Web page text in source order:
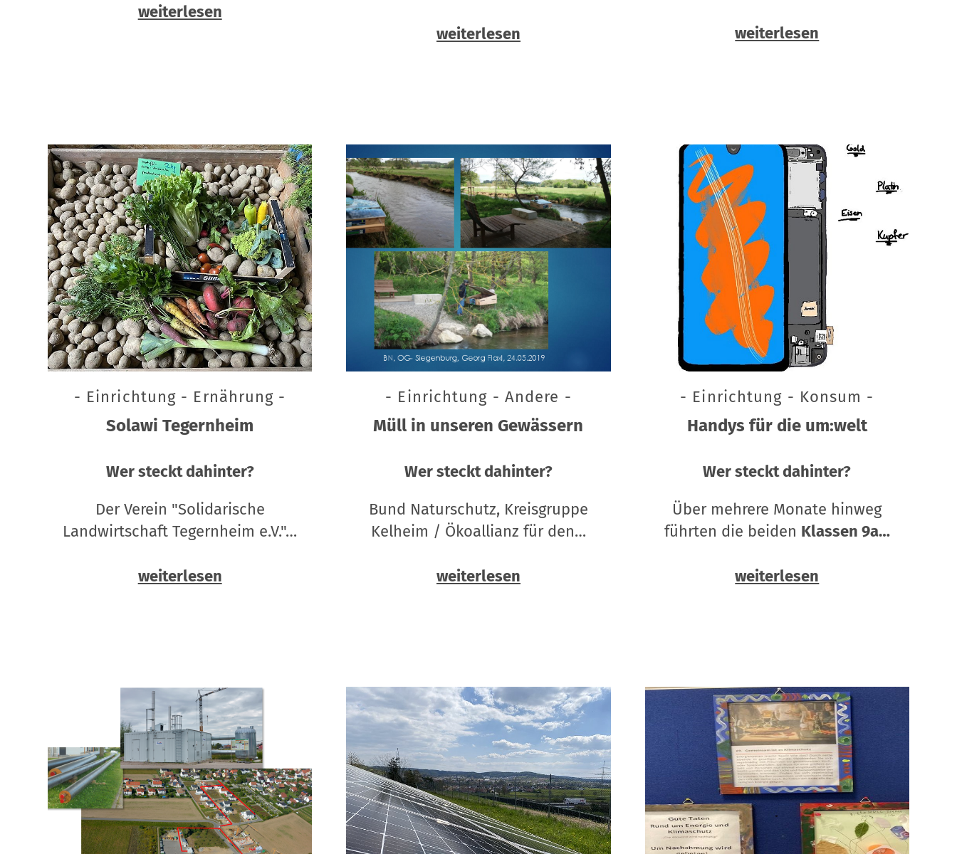
weiterlesen
weiterlesen weiterlesen
- Einrichtung - Ernährung -
Solawi Tegernheim
Wer steckt dahinter?
Der Verein "Solidarische
Landwirtschaft Tegernheim e.V."…
weiterlesen
- Einrichtung - Andere -
Müll in unseren Gewässern
Wer steckt dahinter?
Bund Naturschutz, Kreisgruppe
Kelheim / Ökoallianz für den…
weiterlesen
- Einrichtung - Konsum -
Handys für die um:welt
Wer steckt dahinter?
Über mehrere Monate hinweg
führten die beiden Klassen 9a…
weiterlesen